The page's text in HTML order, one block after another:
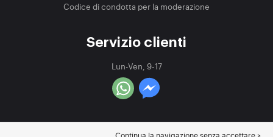
Codice di condotta per la moderazione
Servizio clienti
Lun-Ven, 9-17